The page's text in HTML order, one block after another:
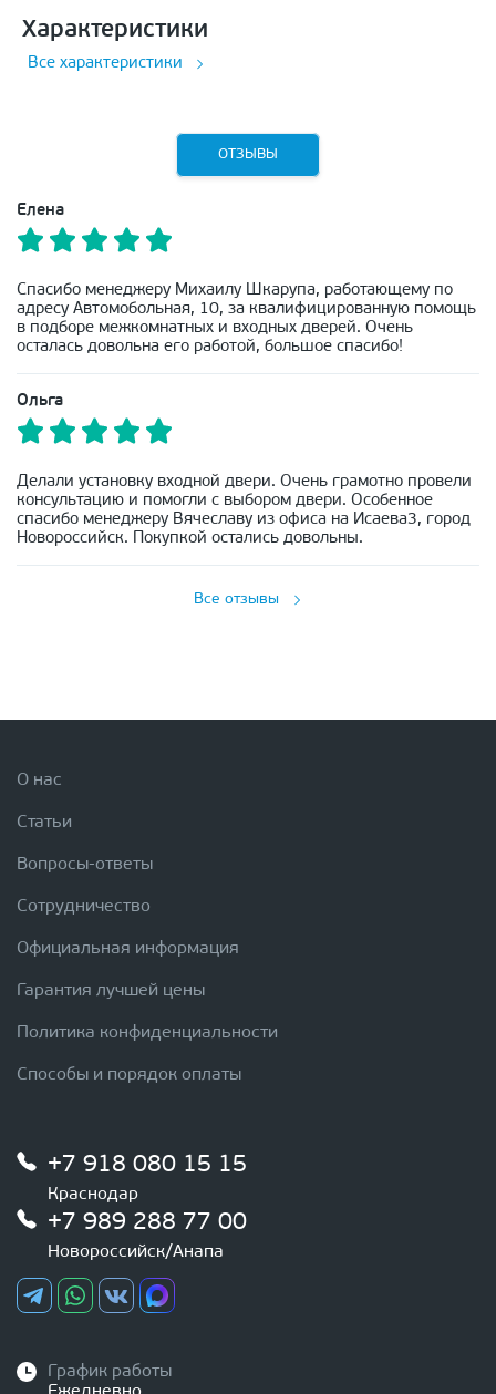
Характеристики
Все характеристики
ОТЗЫВЫ
Елена
Спасибо менеджеру Михаилу Шкарупа, работающему по
адресу Автомобольная, 10, за квалифицированную помощь
в подборе межкомнатных и входных дверей. Очень
осталась довольна его работой, большое спасибо!
Ольга
Делали установку входной двери. Очень грамотно провели
консультацию и помогли с выбором двери. Особенное
спасибо менеджеру Вячеславу из офиса на Исаева3, город
Новороссийск. Покупкой остались довольны.
Все отзывы
О нас
Статьи
Вопросы-ответы
Сотрудничество
Официальная информация
Гарантия лучшей цены
Политика конфиденциальности
Способы и порядок оплаты
+7 918 080 15 15
Краснодар
+7 989 288 77 00
Новороссийск/Анапа
График работы